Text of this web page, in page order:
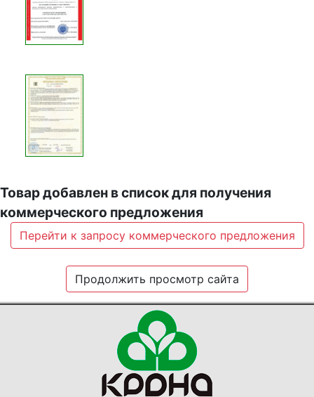
Товар добавлен в список для получения
коммерческого предложения
Перейти к запросу коммерческого предложения
Продолжить просмотр сайта